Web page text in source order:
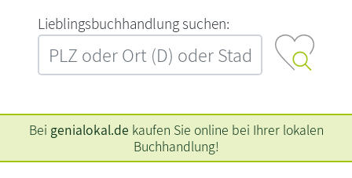
L‍i‍e‍b‍l‍i‍n‍g‍s‍b‍u‍c‍h‍h‍a‍n‍d‍l‍u‍n‍g‍ ‍s‍u‍c‍h‍e‍n‍:‍
Bei genialokal.de kaufen Sie online bei Ihrer lokalen
Buchhandlung!